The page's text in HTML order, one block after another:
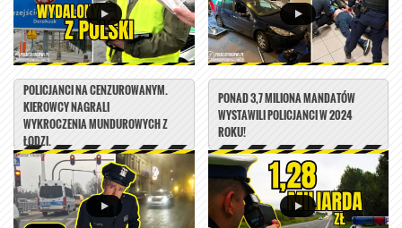
POLICJANCI NA CENZUROWANYM.
KIEROWCY NAGRALI
WYKROCZENIA MUNDUROWYCH Z
ŁODZI.
PONAD 3,7 MILIONA MANDATÓW
WYSTAWILI POLICJANCI W 2024
ROKU!